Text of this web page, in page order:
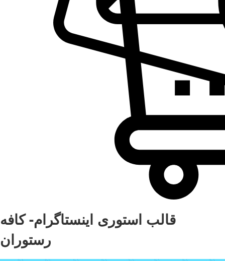
قالب استوری اینستاگرام- کافه
رستوران